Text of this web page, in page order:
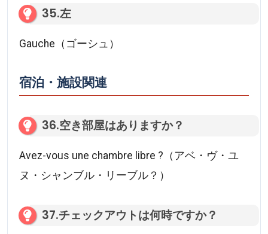
35.左
Gauche（ゴーシュ）
宿泊・施設関連
36.空き部屋はありますか？
Avez-vous une chambre libre ?（アベ・ヴ・ユ
ヌ・シャンブル・リーブル？）
37.チェックアウトは何時ですか？